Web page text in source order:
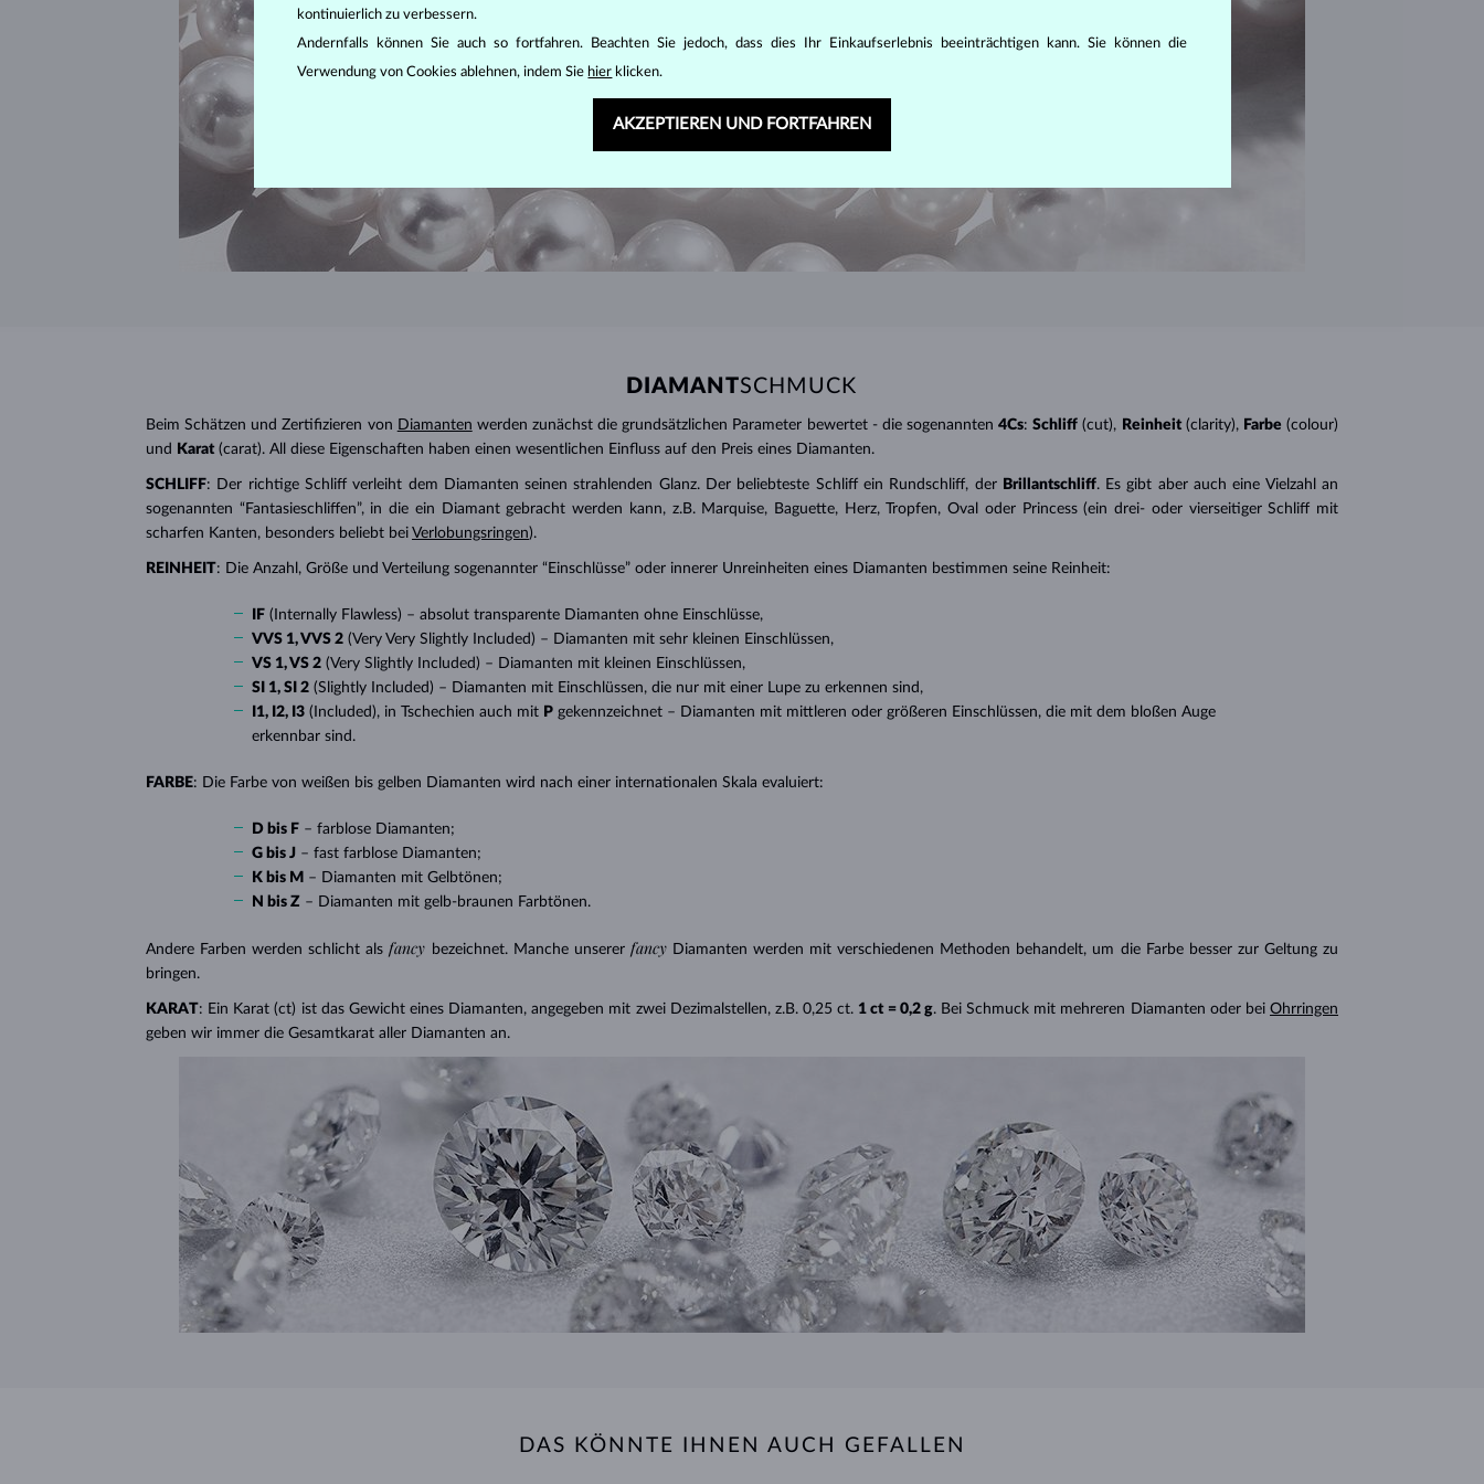
DIAMANTSCHMUCK
Beim Schätzen und Zertifizieren von Diamanten werden zunächst die grundsätzlichen Parameter bewertet - die sogenannten 4Cs: Schliff (cut), Reinheit (clarity), Farbe (colour)
und
Karat (carat). All diese Eigenschaften haben einen wesentlichen Einfluss auf den Preis eines Diamanten.
SCHLIFF: Der richtige Schliff verleiht dem Diamanten seinen strahlenden Glanz. Der beliebteste Schliff ein Rundschliff, der Brillantschliff. Es gibt aber auch eine Vielzahl an
sogenannten “Fantasieschliffen”, in die ein Diamant gebracht werden kann, z.B. Marquise, Baguette, Herz, Tropfen, Oval oder Princess (ein drei- oder vierseitiger Schliff mit
scharfen Kanten, besonders beliebt bei Verlobungsringen).
REINHEIT: Die Anzahl, Größe und Verteilung sogenannter “Einschlüsse” oder innerer Unreinheiten eines Diamanten bestimmen seine Reinheit:
IF (Internally Flawless) – absolut transparente Diamanten ohne Einschlüsse,
VVS 1, VVS 2 (Very Very Slightly Included) – Diamanten mit sehr kleinen Einschlüssen,
VS 1, VS 2 (Very Slightly Included) – Diamanten mit kleinen Einschlüssen,
SI 1, SI 2 (Slightly Included) – Diamanten mit Einschlüssen, die nur mit einer Lupe zu erkennen sind,
I1, I2, I3 (Included), in Tschechien auch mit P gekennzeichnet – Diamanten mit mittleren oder größeren Einschlüssen, die mit dem bloßen Auge
erkennbar sind.
FARBE: Die Farbe von weißen bis gelben Diamanten wird nach einer internationalen Skala evaluiert:
D bis F – farblose Diamanten;
G bis J – fast farblose Diamanten;
K bis M – Diamanten mit Gelbtönen;
N bis Z – Diamanten mit gelb-braunen Farbtönen.
Andere Farben werden schlicht als fancy bezeichnet. Manche unserer fancy Diamanten werden mit verschiedenen Methoden behandelt, um die Farbe besser zur Geltung zu
bringen.
KARAT: Ein Karat (ct) ist das Gewicht eines Diamanten, angegeben mit zwei Dezimalstellen, z.B. 0,25 ct. 1 ct = 0,2 g. Bei Schmuck mit mehreren Diamanten oder bei Ohrringen
geben wir immer die Gesamtkarat aller Diamanten an.
DAS KÖNNTE IHNEN AUCH GEFALLEN
kontinuierlich zu verbessern.
Andernfalls können Sie auch so fortfahren. Beachten Sie jedoch, dass dies Ihr Einkaufserlebnis beeinträchtigen kann. Sie können die
Verwendung von Cookies ablehnen, indem Sie hier klicken.
AKZEPTIEREN UND FORTFAHREN